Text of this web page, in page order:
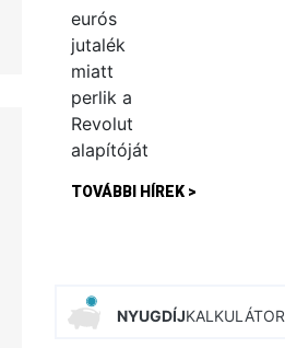
TOVÁBBI HÍREK >
NYUGDÍJKALKULÁTOR